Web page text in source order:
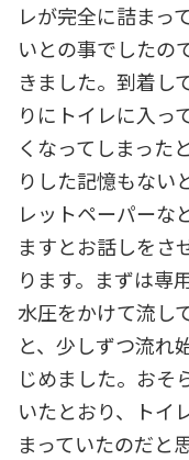
レが完全に詰まっ
いとの事でしたの
きました。到着し
りにトイレに入っ
くなってしまった
りした記憶もない
レットペーパーな
ますとお話しをさ
ります。まずは専
水圧をかけて流し
と、少しずつ流れ
じめました。おそ
いたとおり、トイ
まっていたのだと